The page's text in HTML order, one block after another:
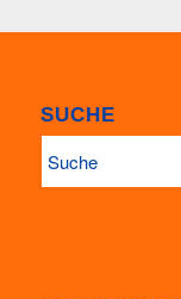
SUCHE